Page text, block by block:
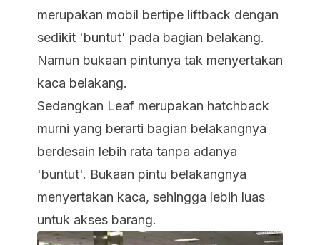
merupakan mobil bertipe liftback dengan
sedikit 'buntut' pada bagian belakang.
Namun bukaan pintunya tak menyertakan
kaca belakang.
Sedangkan Leaf merupakan hatchback
murni yang berarti bagian belakangnya
berdesain lebih rata tanpa adanya
'buntut'. Bukaan pintu belakangnya
menyertakan kaca, sehingga lebih luas
untuk akses barang.